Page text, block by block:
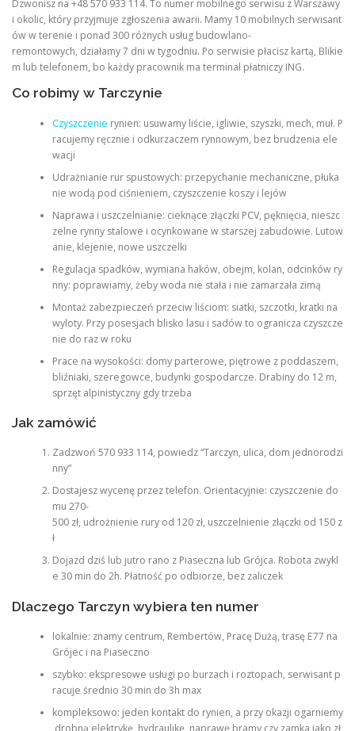
Dzwonisz na +48 570 933 114. To numer mobilnego serwisu z Warszawy
i okolic, który przyjmuje zgłoszenia awarii. Mamy 10 mobilnych serwisant
ów w terenie i ponad 300 różnych usług budowlano-
remontowych, działamy 7 dni w tygodniu. Po serwisie płacisz kartą, Blikie
m lub telefonem, bo każdy pracownik ma terminal płatniczy ING.
Co robimy w Tarczynie
Czyszczenie rynien: usuwamy liście, igliwie, szyszki, mech, muł. P
racujemy ręcznie i odkurzaczem rynnowym, bez brudzenia ele
wacji
Udrażnianie rur spustowych: przepychanie mechaniczne, płuka
nie wodą pod ciśnieniem, czyszczenie koszy i lejów
Naprawa i uszczelnianie: cieknące złączki PCV, pęknięcia, nieszc
zelne rynny stalowe i ocynkowane w starszej zabudowie. Lutow
anie, klejenie, nowe uszczelki
Regulacja spadków, wymiana haków, obejm, kolan, odcinków ry
nny: poprawiamy, żeby woda nie stała i nie zamarzała zimą
Montaż zabezpieczeń przeciw liściom: siatki, szczotki, kratki na
wyloty. Przy posesjach blisko lasu i sadów to ogranicza czyszcze
nie do raz w roku
Prace na wysokości: domy parterowe, piętrowe z poddaszem,
bliźniaki, szeregowce, budynki gospodarcze. Drabiny do 12 m,
sprzęt alpinistyczny gdy trzeba
Jak zamówić
Zadzwoń 570 933 114, powiedz “Tarczyn, ulica, dom jednorodzi
nny”
Dostajesz wycenę przez telefon. Orientacyjnie: czyszczenie do
mu 270-
500 zł, udrożnienie rury od 120 zł, uszczelnienie złączki od 150 z
ł
Dojazd dziś lub jutro rano z Piaseczna lub Grójca. Robota zwykl
e 30 min do 2h. Płatność po odbiorze, bez zaliczek
Dlaczego Tarczyn wybiera ten numer
lokalnie: znamy centrum, Rembertów, Pracę Dużą, trasę E77 na
Grójec i na Piaseczno
szybko: ekspresowe usługi po burzach i roztopach, serwisant p
racuje średnio 30 min do 3h max
kompleksowo: jeden kontakt do rynien, a przy okazji ogarniemy